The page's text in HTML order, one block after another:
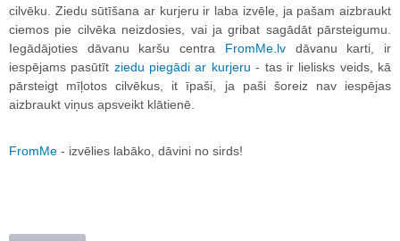
cilvēku. Ziedu sūtīšana ar kurjeru ir laba izvēle, ja pašam aizbraukt
ciemos pie cilvēka neizdosies, vai ja gribat sagādāt pārsteigumu.
Iegādājoties dāvanu karšu centra FromMe.lvdāvanu karti, ir
iespējams pasūtīt ziedu piegādi ar kurjeru - tas ir lielisks veids, kā
pārsteigt mīļotos cilvēkus, it īpaši, ja paši šoreiz nav iespējas
aizbraukt viņus apsveikt klātienē.
FromMe - izvēlies labāko, dāvini no sirds!